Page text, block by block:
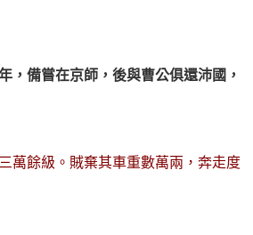
，備嘗在京師，後與曹公俱還沛國，
萬餘級。賊棄其車重數萬兩，奔走度